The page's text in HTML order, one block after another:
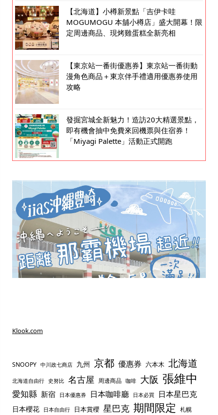
【北海道】小樽新景點「吉伊卡哇
MOGUMOGU 本舖小樽店」盛大開幕！限
定周邊商品、現烤雞蛋糕全新亮相
【東京站一番街優惠券】東京站一番街動
漫角色商品＋東京伴手禮適用優惠券使用
攻略
發掘宮城全新魅力！造訪20大精選景點，
即有機會抽中免費來回機票與住宿券！
「Miyagi Palette」活動正式開跑
Klook.com
SNOOPY 中川政七商店 九州 京都 優惠券 六本木 北海道
北海道自由行 史努比 名古屋 周邊商品 咖啡 大阪 張維中
愛知縣 新宿 日本優惠券 日本咖啡廳 日本必買 日本星巴克
日本櫻花 日本自由行 日本賞櫻 星巴克 期間限定 札幌